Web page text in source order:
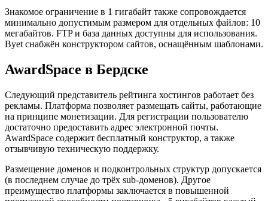
Знакомое ограничение в 1 гигабайт также сопровождается
минимально допустимым размером для отдельных файлов: 10
мегабайтов. FTP и база данных доступны для использования.
Byet снабжён конструктором сайтов, оснащённым шаблонами.
AwardSpace в Бердске
Следующий представитель рейтинга хостингов работает без
рекламы. Платформа позволяет размещать сайты, работающие
на принципе монетизации. Для регистрации пользователю
достаточно предоставить адрес электронной почты.
AwardSpace содержит бесплатный конструктор, а также
отзывчивую техническую поддержку.
Размещение доменов и подконтрольных структур допускается
(в последнем случае до трёх sub-доменов). Другое
преимущество платформы заключается в повышенной